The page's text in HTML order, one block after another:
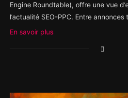
Engine Roundtable), offre une vue
l’actualité SEO-PPC. Entre
En savoir plus